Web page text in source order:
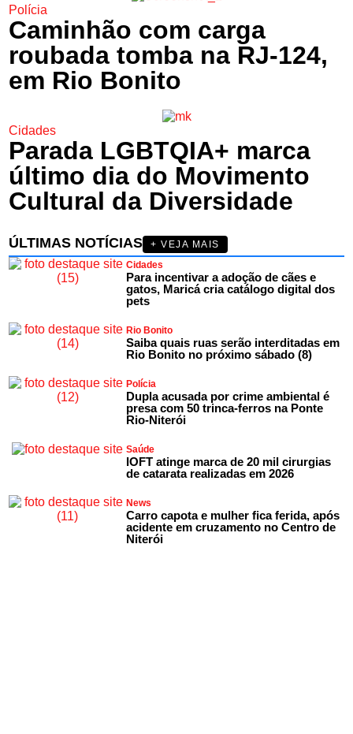
Polícia
Caminhão com carga
roubada tomba na RJ-124,
em Rio Bonito
Cidades
Parada LGBTQIA+ marca
último dia do Movimento
Cultural da Diversidade
ÚLTIMAS NOTÍCIAS
+ VEJA MAIS
Cidades
Para incentivar a adoção de cães e
gatos, Maricá cria catálogo digital dos
pets
Rio Bonito
Saiba quais ruas serão interditadas em
Rio Bonito no próximo sábado (8)
Polícia
Dupla acusada por crime ambiental é
presa com 50 trinca-ferros na Ponte
Rio-Niterói
Saúde
IOFT atinge marca de 20 mil cirurgias
de catarata realizadas em 2026
News
Carro capota e mulher fica ferida, após
acidente em cruzamento no Centro de
Niterói